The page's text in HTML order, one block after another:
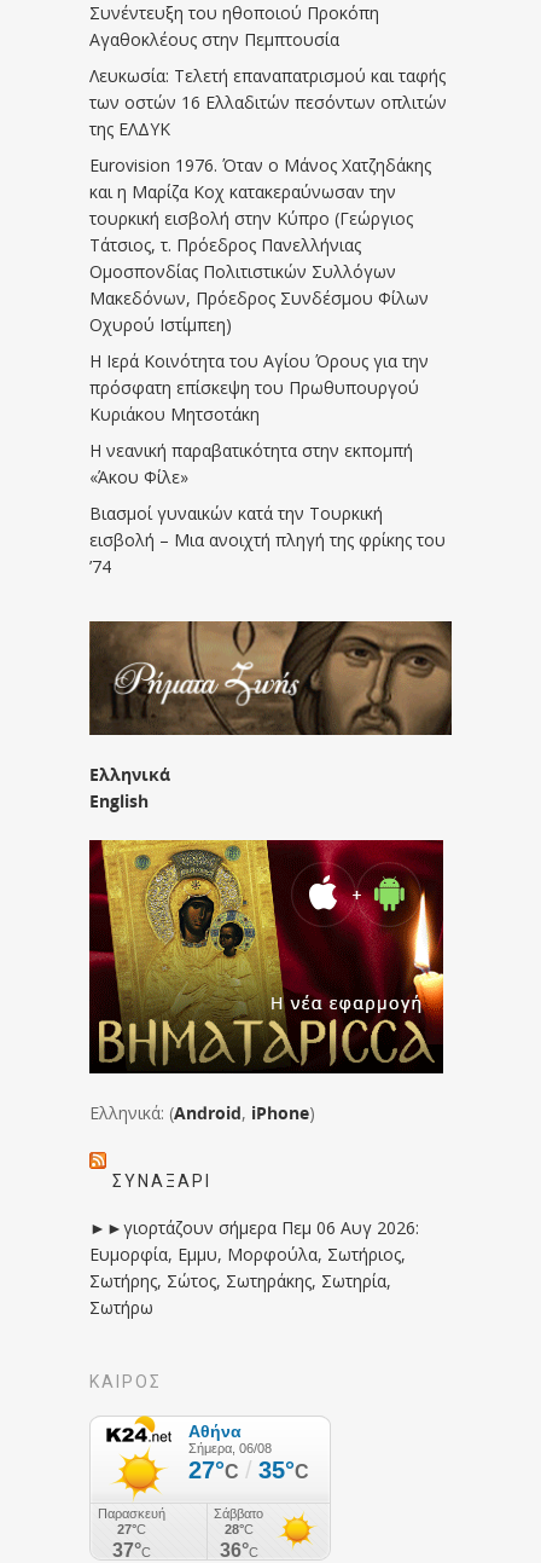
Συνέντευξη του ηθοποιού Προκόπη
Αγαθοκλέους στην Πεμπτουσία
Λευκωσία: Τελετή επαναπατρισμού και ταφής
των οστών 16 Ελλαδιτών πεσόντων οπλιτών
της ΕΛΔΥΚ
Eurovision 1976. Όταν ο Μάνος Χατζηδάκης
και η Μαρίζα Κοχ κατακεραύνωσαν την
τουρκική εισβολή στην Κύπρο (Γεώργιος
Τάτσιος, τ. Πρόεδρος Πανελλήνιας
Ομοσπονδίας Πολιτιστικών Συλλόγων
Μακεδόνων, Πρόεδρος Συνδέσμου Φίλων
Οχυρού Ιστίμπεη)
Η Ιερά Κοινότητα του Αγίου Όρους για την
πρόσφατη επίσκεψη του Πρωθυπουργού
Κυριάκου Μητσοτάκη
Η νεανική παραβατικότητα στην εκπομπή
«Άκου Φίλε»
Βιασμοί γυναικών κατά την Τουρκική
εισβολή – Μια ανοιχτή πληγή της φρίκης του
’74
Ελληνικά
English
Ελληνικά: (Android, iPhone)
ΣΥΝΑΞΆΡΙ
►►γιορτάζουν σήμερα Πεμ 06 Αυγ 2026:
Ευμορφία, Εμμυ, Μορφούλα, Σωτήριος,
Σωτήρης, Σώτος, Σωτηράκης, Σωτηρία,
Σωτήρω
ΚΑΙΡΟΣ